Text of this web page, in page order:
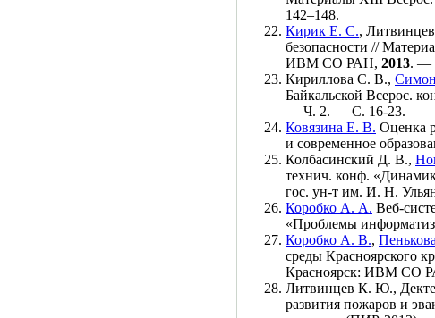
142–148.
Кирик Е. С.,
безопасности //
ИВМ СО РАН, 2013. —
Кириллова С. В.,
Байкальской Всерос.
— Ч. 2. — С. 16-23.
Ковязина Е. В. Оценка
и современное
Колбасинский Д. В.,
технич. конф.
гос. ун-т им. И. Н.
Коробко А. А. Веб-
«Проблемы
Коробко А. В.,
среды Красноярского
Красноярск: ИВМ СО
Литвинцев К. Ю.,
развития пожаров и